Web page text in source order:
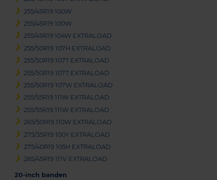
255/45R19 100W
255/45R19 100W
255/45R19 104W EXTRALOAD
255/50R19 107H EXTRALOAD
255/50R19 107T EXTRALOAD
255/50R19 107T EXTRALOAD
255/50R19 107W EXTRALOAD
255/55R19 111W EXTRALOAD
255/55R19 111W EXTRALOAD
265/50R19 110W EXTRALOAD
275/35R19 100Y EXTRALOAD
275/40R19 105H EXTRALOAD
285/45R19 111V EXTRALOAD
20-inch banden